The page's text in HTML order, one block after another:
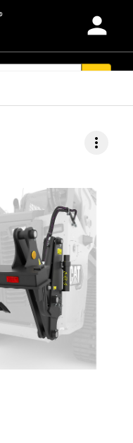
person
more_vert